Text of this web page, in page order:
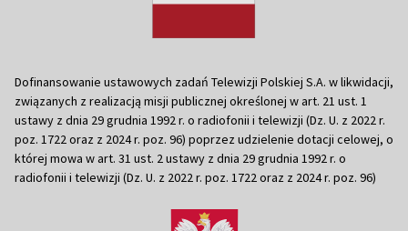
Dofinansowanie ustawowych zadań Telewizji Polskiej S.A. w likwidacji,
związanych z realizacją misji publicznej określonej w art. 21 ust. 1
ustawy z dnia 29 grudnia 1992 r. o radiofonii i telewizji (Dz. U. z 2022 r.
poz. 1722 oraz z 2024 r. poz. 96) poprzez udzielenie dotacji celowej, o
której mowa w art. 31 ust. 2 ustawy z dnia 29 grudnia 1992 r. o
radiofonii i telewizji (Dz. U. z 2022 r. poz. 1722 oraz z 2024 r. poz. 96)